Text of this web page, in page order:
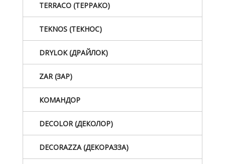
TERRACO (ТЕРРАКО)
TEKNOS (ТЕКНОС)
DRYLOK (ДРАЙЛОК)
ZAR (ЗАР)
КОМАНДОР
DECOLOR (ДЕКОЛОР)
DECORAZZA (ДЕКОРАЗЗА)